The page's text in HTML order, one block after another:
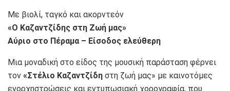
Με βιολί, ταγκό και ακορντεόν
«Ο Καζαντζίδης στη Ζωή μας»
Αύριο στο Πέραμα – Είσοδος ελεύθερη
Μια μοναδική στο είδος της μουσική παράσταση φέρνει
τον «Στέλιο Καζαντζίδη στη ζωή μας» με καινοτόμες
ενορχηστρώσεις και εντυπωσιακή χορογραφία, που